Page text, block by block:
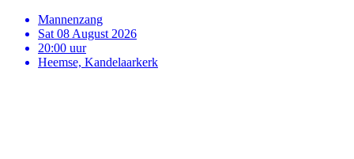
Mannenzang
Sat 08 August 2026
20:00 uur
Heemse, Kandelaarkerk